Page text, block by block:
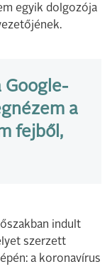
egyik dolgozója
Google-
a
fejből,
indult
szerzett
a koronavírus